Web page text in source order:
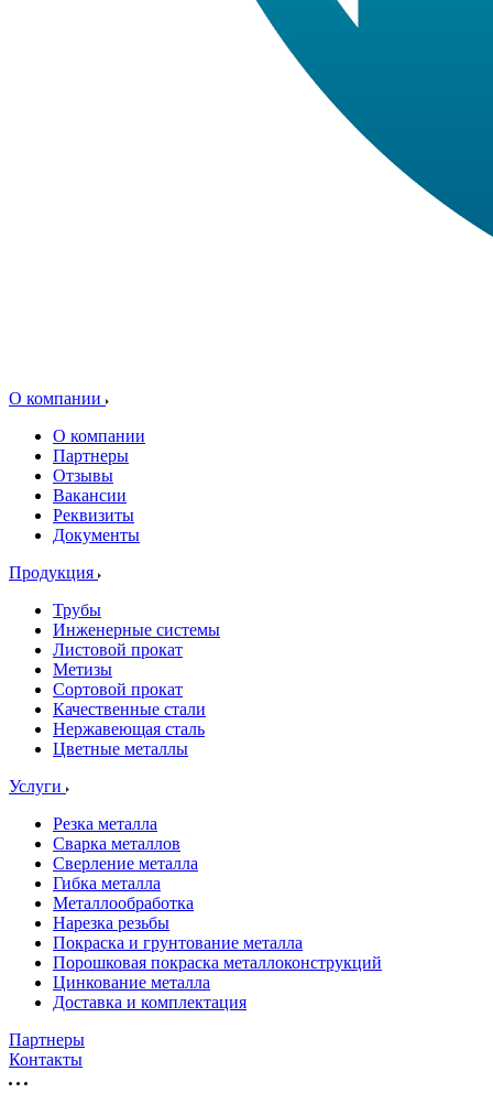
О компании
О компании
Партнеры
Отзывы
Вакансии
Реквизиты
Документы
Продукция
Трубы
Инженерные системы
Листовой прокат
Метизы
Сортовой прокат
Качественные стали
Нержавеющая сталь
Цветные металлы
Услуги
Резка металла
Сварка металлов
Сверление металла
Гибка металла
Металлообработка
Нарезка резьбы
Покраска и грунтование металла
Порошковая покраска металлоконструкций
Цинкование металла
Доставка и комплектация
Партнеры
Контакты